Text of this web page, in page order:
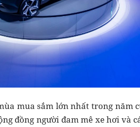
mua sắm lớn nhất trong năm
đồng người đam mê xe hơi và